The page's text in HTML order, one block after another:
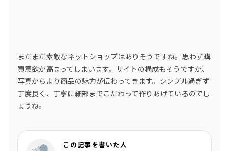
まだまだ素敵なネットショップはありそうですね。思わず購
買意欲が高まってしまいます。サイトの構成もそうですが、
写真からより商品の魅力が伝わってきます。シンプル過ぎず
丁度良く、丁寧に細部までこだわって作りあげているのでし
ょうね。
この記事を書いた人